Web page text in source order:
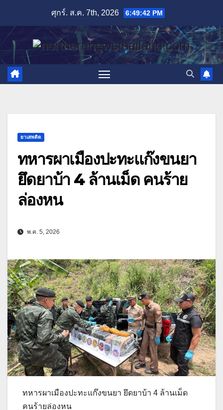
content
ศุกร์. ส.ค. 7th, 2026 6:49:43 PM
ยาเสพติด
ทหารผาเมืองปะทะแก๊งขนยา
ยึดยาบ้า 4 ล้านเม็ด คนร้าย
ล่องหน
พ.ค. 5, 2026
ทหารผาเมืองปะทะแก๊งขนยา ยึดยาบ้า 4 ล้านเม็ด
คนร้ายล่องหน